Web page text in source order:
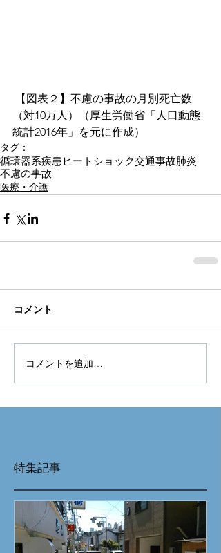
特集記事
（対10万人）（厚生労働省「人口動態
統計2016年」を元に作成）
タグ：
循環器系疾患 ヒートショック交通事故肺炎
不慮の事故
医療・介護
コメント
コメントを追加…